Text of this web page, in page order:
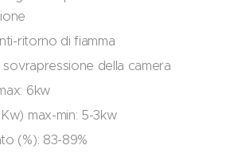
ritorno di fiamma
della camera
6kw
max-min: 5-3kw
(%): 83-89%